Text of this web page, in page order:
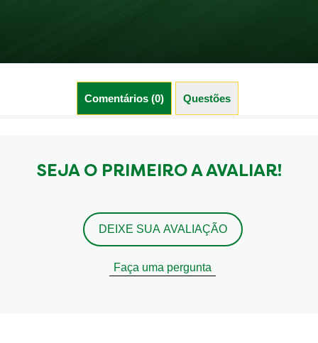
Comentários (0) Questões (0)
SEJA O PRIMEIRO A AVALIAR!
DEIXE SUA AVALIAÇÃO
Faça uma pergunta